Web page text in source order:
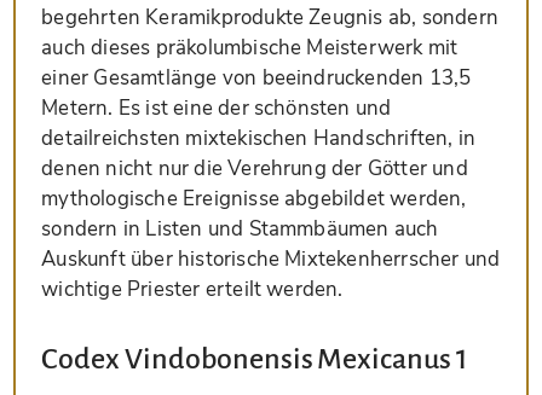
begehrten Keramikprodukte Zeugnis ab, sondern
auch dieses präkolumbische Meisterwerk mit
einer Gesamtlänge von beeindruckenden 13,5
Metern. Es ist eine der schönsten und
detailreichsten mixtekischen Handschriften, in
denen nicht nur die Verehrung der Götter und
mythologische Ereignisse abgebildet werden,
sondern in Listen und Stammbäumen auch
Auskunft über historische Mixtekenherrscher und
wichtige Priester erteilt werden.
Codex Vindobonensis Mexicanus 1